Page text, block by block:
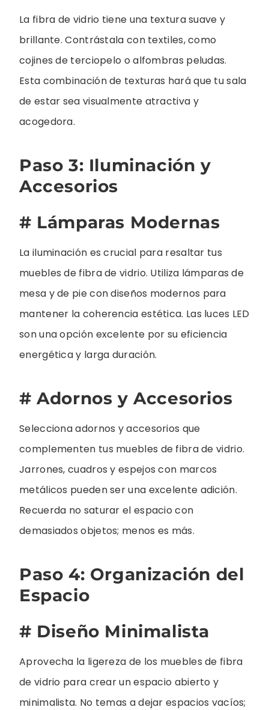
La fibra de vidrio tiene una textura suave y
brillante. Contrástala con textiles, como
cojines de terciopelo o alfombras peludas.
Esta combinación de texturas hará que tu sala
de estar sea visualmente atractiva y
acogedora.
Paso 3: Iluminación y
Accesorios
# Lámparas Modernas
La iluminación es crucial para resaltar tus
muebles de fibra de vidrio. Utiliza lámparas de
mesa y de pie con diseños modernos para
mantener la coherencia estética. Las luces LED
son una opción excelente por su eficiencia
energética y larga duración.
# Adornos y Accesorios
Selecciona adornos y accesorios que
complementen tus muebles de fibra de vidrio.
Jarrones, cuadros y espejos con marcos
metálicos pueden ser una excelente adición.
Recuerda no saturar el espacio con
demasiados objetos; menos es más.
Paso 4: Organización del
Espacio
# Diseño Minimalista
Aprovecha la ligereza de los muebles de fibra
de vidrio para crear un espacio abierto y
minimalista. No temas a dejar espacios vacíos;